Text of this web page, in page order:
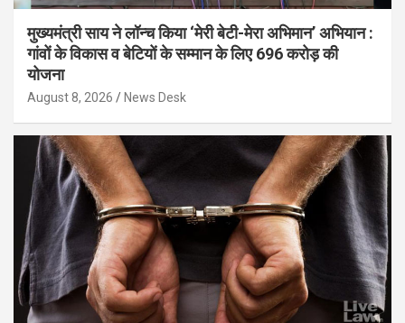
मुख्यमंत्री साय ने लॉन्च किया ‘मेरी बेटी-मेरा अभिमान’ अभियान :
गांवों के विकास व बेटियों के सम्मान के लिए 696 करोड़ की
योजना
August 8, 2026 News Desk